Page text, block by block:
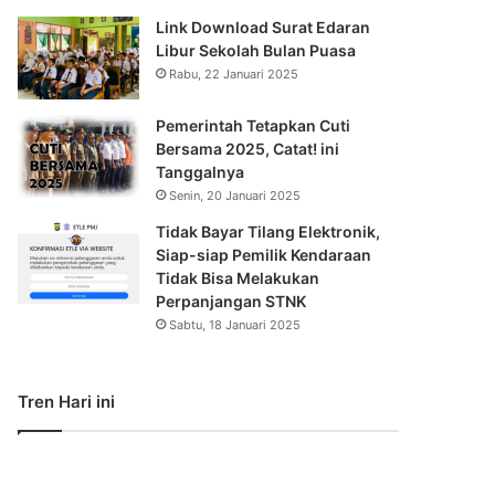
Link Download Surat Edaran
Libur Sekolah Bulan Puasa
Rabu, 22 Januari 2025
Pemerintah Tetapkan Cuti
Bersama 2025, Catat! ini
Tanggalnya
Senin, 20 Januari 2025
Tidak Bayar Tilang Elektronik,
Siap-siap Pemilik Kendaraan
Tidak Bisa Melakukan
Perpanjangan STNK
Sabtu, 18 Januari 2025
Tren Hari ini